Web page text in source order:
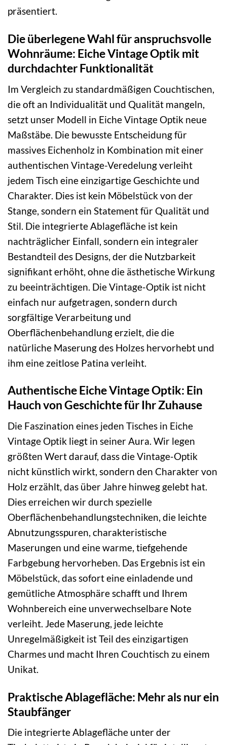
präsentiert.
Die überlegene Wahl für anspruchsvolle
Wohnräume: Eiche Vintage Optik mit
durchdachter Funktionalität
Im Vergleich zu standardmäßigen Couchtischen,
die oft an Individualität und Qualität mangeln,
setzt unser Modell in Eiche Vintage Optik neue
Maßstäbe. Die bewusste Entscheidung für
massives Eichenholz in Kombination mit einer
authentischen Vintage-Veredelung verleiht
jedem Tisch eine einzigartige Geschichte und
Charakter. Dies ist kein Möbelstück von der
Stange, sondern ein Statement für Qualität und
Stil. Die integrierte Ablagefläche ist kein
nachträglicher Einfall, sondern ein integraler
Bestandteil des Designs, der die Nutzbarkeit
signifikant erhöht, ohne die ästhetische Wirkung
zu beeinträchtigen. Die Vintage-Optik ist nicht
einfach nur aufgetragen, sondern durch
sorgfältige Verarbeitung und
Oberflächenbehandlung erzielt, die die
natürliche Maserung des Holzes hervorhebt und
ihm eine zeitlose Patina verleiht.
Authentische Eiche Vintage Optik: Ein
Hauch von Geschichte für Ihr Zuhause
Die Faszination eines jeden Tisches in Eiche
Vintage Optik liegt in seiner Aura. Wir legen
größten Wert darauf, dass die Vintage-Optik
nicht künstlich wirkt, sondern den Charakter von
Holz erzählt, das über Jahre hinweg gelebt hat.
Dies erreichen wir durch spezielle
Oberflächenbehandlungstechniken, die leichte
Abnutzungsspuren, charakteristische
Maserungen und eine warme, tiefgehende
Farbgebung hervorheben. Das Ergebnis ist ein
Möbelstück, das sofort eine einladende und
gemütliche Atmosphäre schafft und Ihrem
Wohnbereich eine unverwechselbare Note
verleiht. Jede Maserung, jede leichte
Unregelmäßigkeit ist Teil des einzigartigen
Charmes und macht Ihren Couchtisch zu einem
Unikat.
Praktische Ablagefläche: Mehr als nur ein
Staubfänger
Die integrierte Ablagefläche unter der